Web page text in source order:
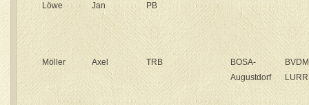
Löwe Jan PB
Möller Axel TRB
BOSA-
Augustdorf
LURR